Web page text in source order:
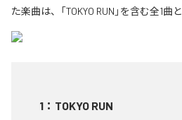
た楽曲は、「TOKYO RUN」を含む全1曲
1 ： TOKYO RUN